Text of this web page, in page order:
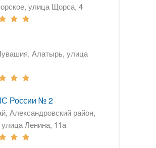
улица Щорса, 4
Алатырь, улица
России № 2
Александровский район,
Ленина, 11а